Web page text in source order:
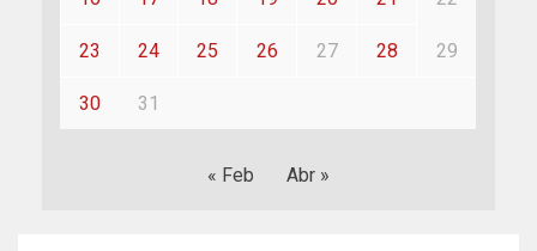
23 24 25 26 27 28 29
30 31
« Feb Abr »